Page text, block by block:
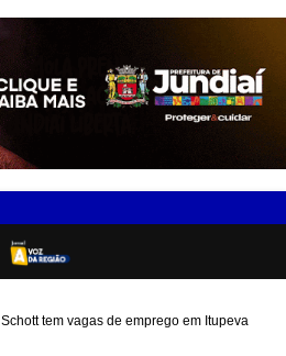
Schott tem vagas de emprego em Itupeva